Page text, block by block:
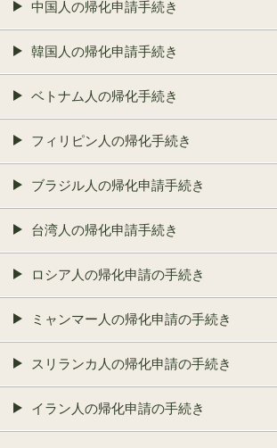
中国人の帰化申請手続き
韓国人の帰化申請手続き
ベトナム人の帰化手続き
フィリピン人の帰化手続き
ブラジル人の帰化申請手続き
台湾人の帰化申請手続き
ロシア人の帰化申請の手続き
ミャンマー人の帰化申請の手続き
スリランカ人の帰化申請の手続き
イラン人の帰化申請の手続き